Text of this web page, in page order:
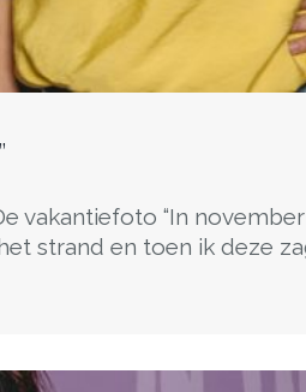
vakantiefoto “In
strand en toen ik deze